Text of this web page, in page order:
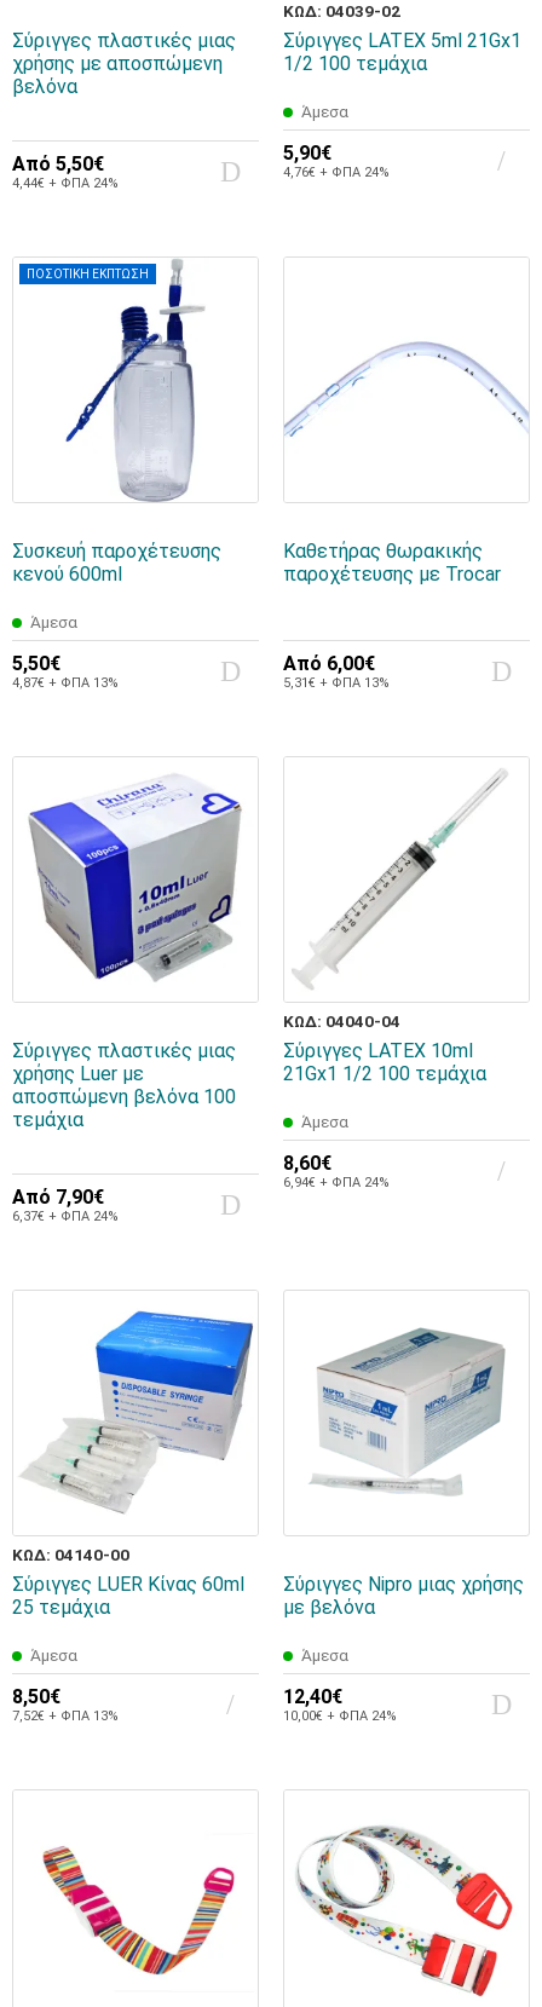
Σύριγγες πλαστικές μιας
χρήσης με αποσπώμενη
βελόνα
Από 5,50€
4,44€ + ΦΠΑ 24%
ΚΩΔ: 04039-02
Σύριγγες LATEX 5ml 21Gx1
1/2 100 τεμάχια
Άμεσα
5,90€
4,76€ + ΦΠΑ 24%
ΠΟΣΟΤΙΚΗ ΕΚΠΤΩΣΗ
Συσκευή παροχέτευσης
κενού 600ml
Άμεσα
5,50€
4,87€ + ΦΠΑ 13%
Καθετήρας θωρακικής
παροχέτευσης με Trocar
Από 6,00€
5,31€ + ΦΠΑ 13%
Σύριγγες πλαστικές μιας
χρήσης Luer με
αποσπώμενη βελόνα 100
τεμάχια
Από 7,90€
6,37€ + ΦΠΑ 24%
ΚΩΔ: 04040-04
Σύριγγες LATEX 10ml
21Gx1 1/2 100 τεμάχια
Άμεσα
8,60€
6,94€ + ΦΠΑ 24%
ΚΩΔ: 04140-00
Σύριγγες LUER Κίνας 60ml
25 τεμάχια
Άμεσα
8,50€
7,52€ + ΦΠΑ 13%
Σύριγγες Nipro μιας χρήσης
με βελόνα
Άμεσα
12,40€
10,00€ + ΦΠΑ 24%